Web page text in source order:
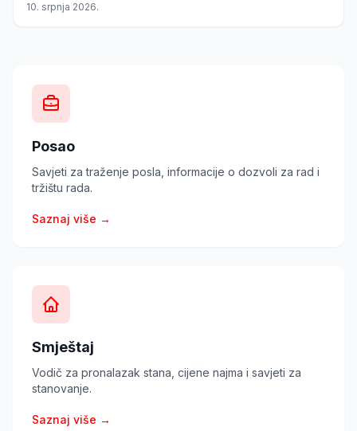
porast opcija rada od kuće, što predstavlja novu priliku
10. srpnja 2026.
Posao
Savjeti za traženje posla, informacije o dozvoli za rad i
tržištu rada.
Saznaj više →
Smještaj
Vodič za pronalazak stana, cijene najma i savjeti za
stanovanje.
Saznaj više →